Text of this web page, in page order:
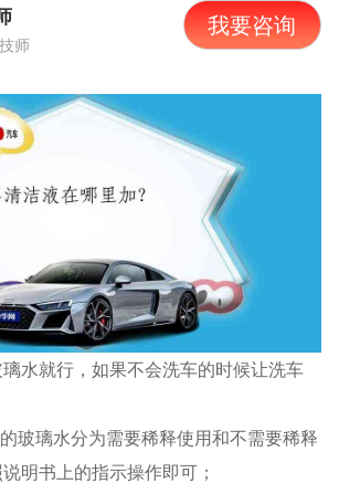
师
我要咨询
水就行，如果不会洗车的时候让洗车
玻璃水分为需要稀释使用和不需要稀释
明书上的指示操作即可；